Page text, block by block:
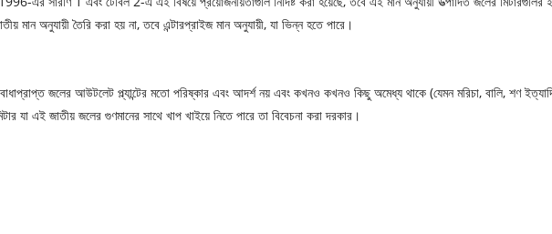
মান অনুযায়ী তৈরি করা হয় না, তবে এন্টারপ্রাইজ মান অনুযায়ী, যা ভিন্ন হতে পারে।
জলের আউটলেট প্ল্যান্টের মতো পরিষ্কার এবং আদর্শ নয় এবং কখনও কখনও কিছু অমেধ্য থাকে (যেমন মরিচা, বালি, শণ
যা এই জাতীয় জলের গুণমানের সাথে খাপ খাইয়ে নিতে পারে তা বিবেচনা করা দরকার।